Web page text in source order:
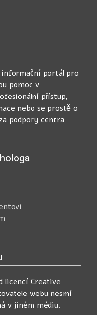
informační portál pro
pomoc v
přístup,
nebo se prostě o
podpory centra
licencí Creative
webu nesmí
v jiném médiu.